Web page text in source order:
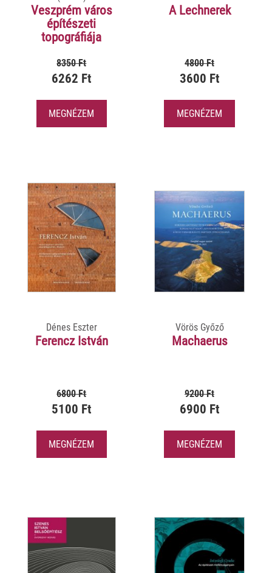
Veszprém város
építészeti
topográfiája
8350 Ft
6262 Ft
MEGNÉZEM
A Lechnerek
4800 Ft
3600 Ft
MEGNÉZEM
Dénes Eszter
Ferencz István
6800 Ft
5100 Ft
MEGNÉZEM
Vörös Győző
Machaerus
9200 Ft
6900 Ft
MEGNÉZEM